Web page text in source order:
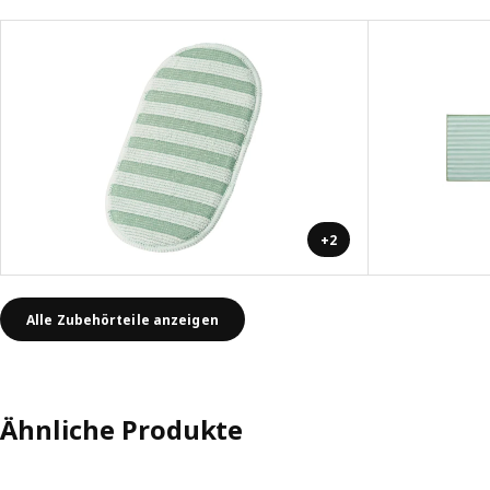
+2
Alle Zubehörteile anzeigen
Ähnliche Produkte